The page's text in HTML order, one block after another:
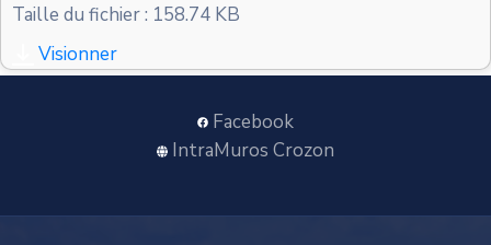
DÉMARCHES
CONTACT
Taille du fichier : 158.74 KB
Visionner
Facebook
IntraMuros Crozon